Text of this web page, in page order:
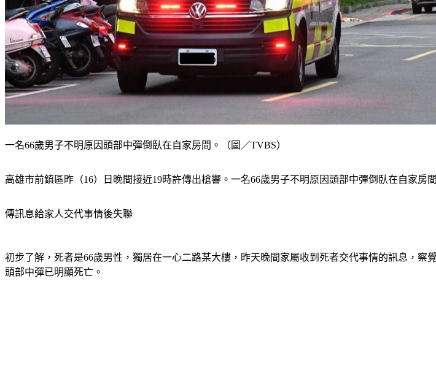
一名66歲男子不明原因頭部中彈倒臥在自家房間。（圖／TVBS）
高雄市前鎮區昨（16）日晚間接近19時許傳出槍響。一名66歲男子不明原因頭部中彈倒臥在自家房
傳訊息給家人交代事情後失聯
初步了解，死者是66歲男性，獨居在一心二路某大樓，昨天晚間家屬收到死者交代事情的訊息，
頭部中彈已明顯死亡。